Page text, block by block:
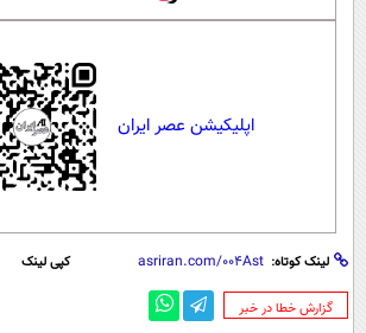
اپلیکیشن عصر ایران
لینک کوتاه: کپی لینک
‌گزارش خطا در خبر